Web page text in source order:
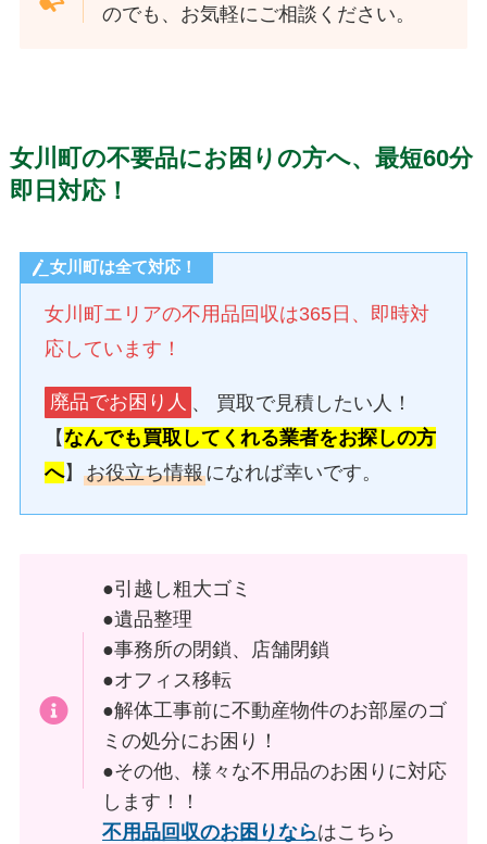
のでも、お気軽にご相談ください。
女川町の不要品にお困りの方へ、最短60分
即日対応！
女川町は全て対応！
女川町エリアの不用品回収は365日、即時対
応しています！
廃品でお困り人 、 買取で見積したい人！
【なんでも買取してくれる業者をお探しの方
へ】お役立ち情報になれば幸いです。
●引越し粗大ゴミ
●遺品整理
●事務所の閉鎖、店舗閉鎖
●オフィス移転
●解体工事前に不動産物件のお部屋のゴ
ミの処分にお困り！
●その他、様々な不用品のお困りに対応
します！！
不用品回収のお困りならはこちら